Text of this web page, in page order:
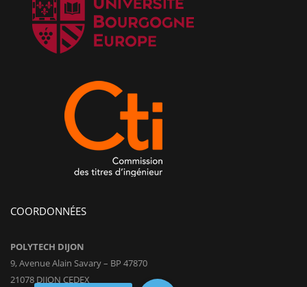
COORDONNÉES
POLYTECH DIJON
9, Avenue Alain Savary – BP 47870
21078 DIJON CEDEX